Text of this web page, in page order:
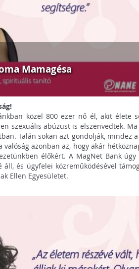
Mamagésa
közel 800 ezer nő él, akit élete
szexuális abúzust is elszenvedtek.
Talán sokan azt gondolják, mindez
azonban az, hogy akár
élőkért. A MagNet Bank
és ügyfelei közreműködésével
Ellen Egyesületet.